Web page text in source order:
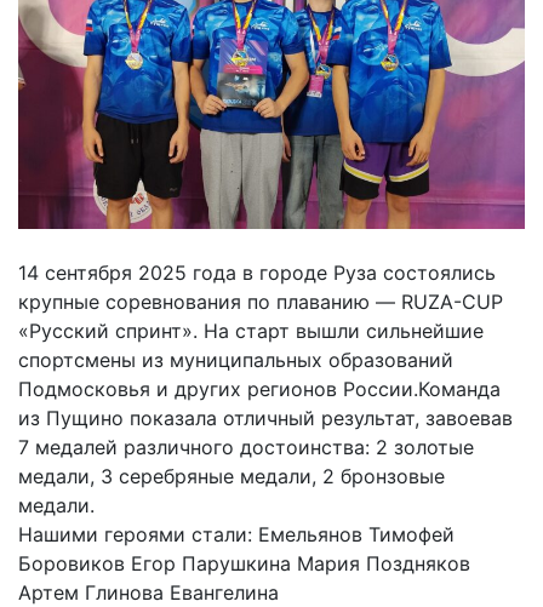
14 сентября 2025 года в городе Руза состоялись
крупные соревнования по плаванию — RUZA-CUP
«Русский спринт». На старт вышли сильнейшие
спортсмены из муниципальных образований
Подмосковья и других регионов России.Команда
из Пущино показала отличный результат, завоевав
7 медалей различного достоинства: 2 золотые
медали, 3 серебряные медали, 2 бронзовые
медали.
Нашими героями стали: Емельянов Тимофей
Боровиков Егор Парушкина Мария Поздняков
Артем Глинова Евангелина